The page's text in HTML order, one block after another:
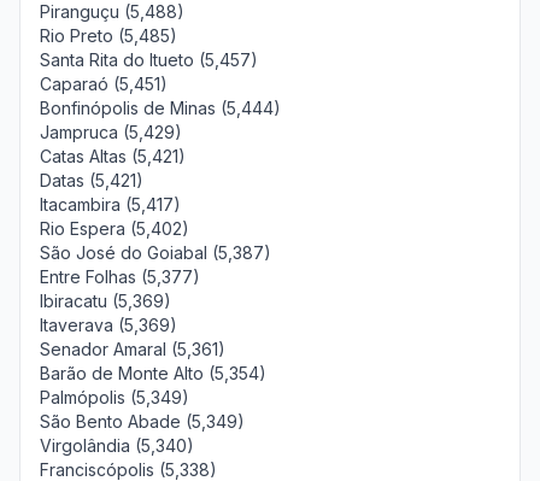
Piranguçu (5,488)
Rio Preto (5,485)
Santa Rita do Itueto (5,457)
Caparaó (5,451)
Bonfinópolis de Minas (5,444)
Jampruca (5,429)
Catas Altas (5,421)
Datas (5,421)
Itacambira (5,417)
Rio Espera (5,402)
São José do Goiabal (5,387)
Entre Folhas (5,377)
Ibiracatu (5,369)
Itaverava (5,369)
Senador Amaral (5,361)
Barão de Monte Alto (5,354)
Palmópolis (5,349)
São Bento Abade (5,349)
Virgolândia (5,340)
Franciscópolis (5,338)